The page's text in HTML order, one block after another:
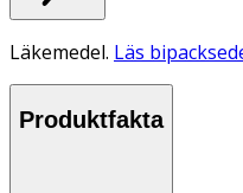
Läkemedel. Läs
Produktfakta